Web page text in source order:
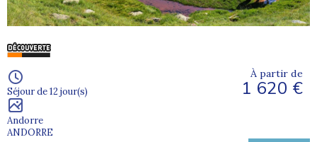
Séjour de 12 jour(s)
Andorre
ANDORRE
À partir de
1 620 €